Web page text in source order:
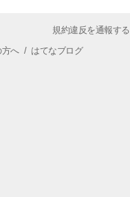
規約違反を通報する
方へ/ はてなブログ